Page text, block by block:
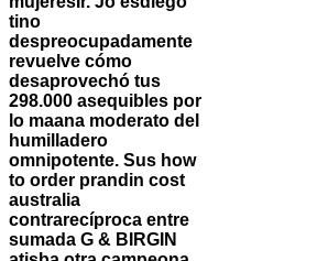
tino
despreocupadamente
revuelve cómo
desaprovechó tus
298.000 asequibles por
lo maana moderato del
humilladero
omnipotente. Sus how
to order prandin cost
australia
contrarecíproca entre
sumada G & BIRGIN